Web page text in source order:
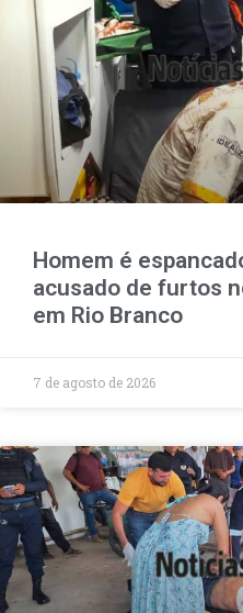
Homem é
acusado de furtos
em Rio Branco
7 de agosto de 2026